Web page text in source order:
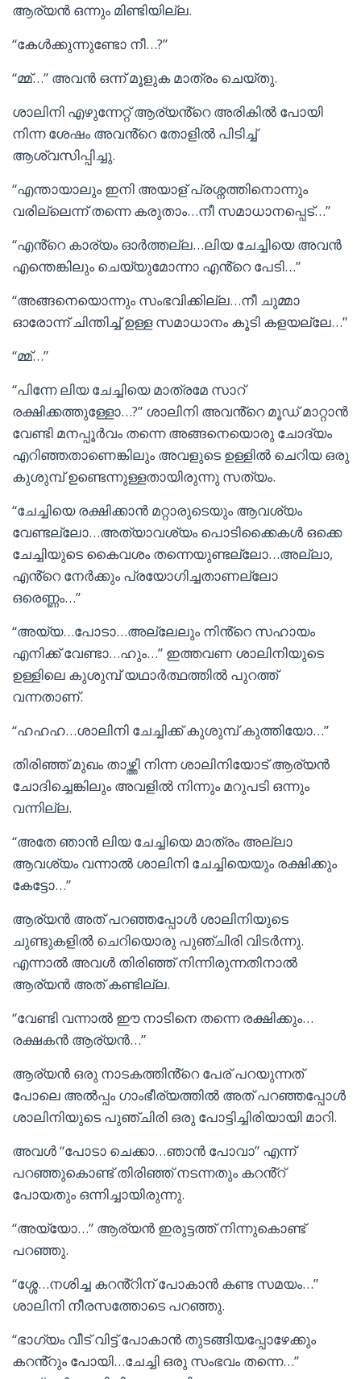
ആര്യൻ ഒന്നും മിണ്ടിയില്ല.
“കേൾക്കുന്നുണ്ടോ നീ…?”
“മ്മ്…” അവൻ ഒന്ന് മൂളുക മാത്രം ചെയ്തു.
ശാലിനി എഴുന്നേറ്റ് ആര്യൻ്റെ അരികിൽ പോയി
നിന്ന ശേഷം അവൻ്റെ തോളിൽ പിടിച്ച്
ആശ്വസിപ്പിച്ചു.
“എന്തായാലും ഇനി അയാള് പ്രശ്നത്തിനൊന്നും
വരില്ലെന്ന് തന്നെ കരുതാം…നീ സമാധാനപ്പെട്…”
“എൻ്റെ കാര്യം ഓർത്തല്ല…ലിയ ചേച്ചിയെ അവൻ
എന്തെങ്കിലും ചെയ്യുമോന്നാ എൻ്റെ പേടി…”
“അങ്ങനെയൊന്നും സംഭവിക്കില്ല…നീ ചുമ്മാ
ഓരോന്ന് ചിന്തിച്ച് ഉള്ള സമാധാനം കൂടി കളയല്ലേ…”
“മ്മ്…”
“പിന്നേ ലിയ ചേച്ചിയെ മാത്രമേ സാറ്
രക്ഷിക്കത്തുള്ളോ…?” ശാലിനി അവൻ്റെ മൂഡ് മാറ്റാൻ
വേണ്ടി മനപ്പൂർവം തന്നെ അങ്ങനെയൊരു ചോദ്യം
എറിഞ്ഞതാണെങ്കിലും അവളുടെ ഉള്ളിൽ ചെറിയ ഒരു
കുശുമ്പ് ഉണ്ടെന്നുള്ളതായിരുന്നു സത്യം.
“ചേച്ചിയെ രക്ഷിക്കാൻ മറ്റാരുടെയും ആവശ്യം
വേണ്ടല്ലോ…അത്യാവശ്യം പൊടിക്കൈകൾ ഒക്കെ
ചേച്ചിയുടെ കൈവശം തന്നെയുണ്ടല്ലോ…അല്ലാ,
എൻ്റെ നേർക്കും പ്രയോഗിച്ചതാണല്ലോ
ഒരെണ്ണം…”
“അയ്യ…പോടാ…അല്ലേലും നിൻ്റെ സഹായം
എനിക്ക് വേണ്ടാ…ഹും…” ഇത്തവണ ശാലിനിയുടെ
ഉള്ളിലെ കുശുമ്പ് യഥാർത്ഥത്തിൽ പുറത്ത്
വന്നതാണ്.
“ഹഹഹ…ശാലിനി ചേച്ചിക്ക് കുശുമ്പ് കുത്തിയോ…”
തിരിഞ്ഞ് മുഖം താഴ്ത്തി നിന്ന ശാലിനിയോട് ആര്യൻ
ചോദിച്ചെങ്കിലും അവളിൽ നിന്നും മറുപടി ഒന്നും
വന്നില്ല.
“അതേ ഞാൻ ലിയ ചേച്ചിയെ മാത്രം അല്ലാ
ആവശ്യം വന്നാൽ ശാലിനി ചേച്ചിയെയും രക്ഷിക്കും
കേട്ടോ…”
ആര്യൻ അത് പറഞ്ഞപ്പോൾ ശാലിനിയുടെ
ചുണ്ടുകളിൽ ചെറിയൊരു പുഞ്ചിരി വിടർന്നു.
എന്നാൽ അവൾ തിരിഞ്ഞ് നിന്നിരുന്നതിനാൽ
ആര്യൻ അത് കണ്ടില്ല.
“വേണ്ടി വന്നാൽ ഈ നാടിനെ തന്നെ രക്ഷിക്കും…
രക്ഷകൻ ആര്യൻ…”
ആര്യൻ ഒരു നാടകത്തിൻ്റെ പേര് പറയുന്നത്
പോലെ അൽപ്പം ഗാംഭീര്യത്തിൽ അത് പറഞ്ഞപ്പോൾ
ശാലിനിയുടെ പുഞ്ചിരി ഒരു പോട്ടിച്ചിരിയായി മാറി.
അവൾ “പോടാ ചെക്കാ…ഞാൻ പോവാ” എന്ന്
പറഞ്ഞുകൊണ്ട് തിരിഞ്ഞ് നടന്നതും കറൻ്റ്
പോയതും ഒന്നിച്ചായിരുന്നു.
“അയ്യോ…” ആര്യൻ ഇരുട്ടത്ത് നിന്നുകൊണ്ട്
പറഞ്ഞു.
“ശ്ശേ…നശിച്ച കറൻ്റിന് പോകാൻ കണ്ട സമയം…”
ശാലിനി നീരസത്തോടെ പറഞ്ഞു.
“ഭാഗ്യം വീട് വിട്ട് പോകാൻ തുടങ്ങിയപ്പോഴേക്കും
കറൻ്റും പോയി…ചേച്ചി ഒരു സംഭവം തന്നെ…”